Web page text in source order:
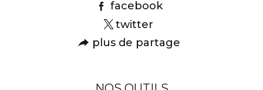
facebook
twitter
plus de partage